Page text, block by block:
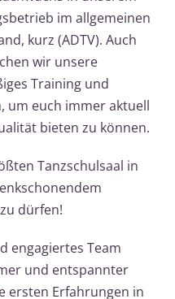
im allgemeinen
kurz (ADTV). Auch
wir unsere
Training und
um euch immer aktuell
bieten zu können.
Tanzschulsaal in
dürfen!
engagiertes Team
und entspannter
ersten Erfahrungen in